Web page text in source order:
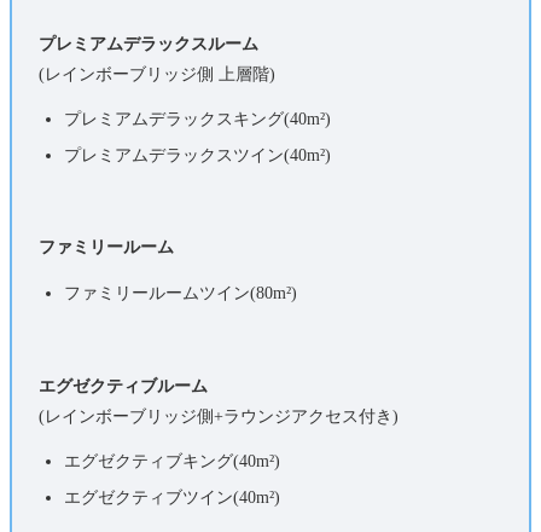
プレミアムデラックスルーム
(レインボーブリッジ側 上層階)
プレミアムデラックスキング(40m²)
プレミアムデラックスツイン(40m²)
ファミリールーム
ファミリールームツイン(80m²)
エグゼクティブルーム
(レインボーブリッジ側+ラウンジアクセス付き)
エグゼクティブキング(40m²)
エグゼクティブツイン(40m²)